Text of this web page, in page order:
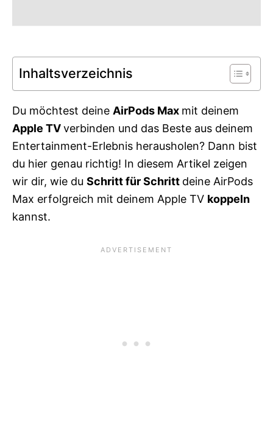
Inhaltsverzeichnis
Du möchtest deine AirPods Max mit deinem
Apple TVverbinden und das Beste aus deinem
Entertainment-Erlebnis herausholen? Dann bist
du hier genau richtig! In diesem Artikel zeigen
wir dir, wie du Schritt für Schritt deine AirPods
Max erfolgreich mit deinem Apple TV koppeln
kannst.